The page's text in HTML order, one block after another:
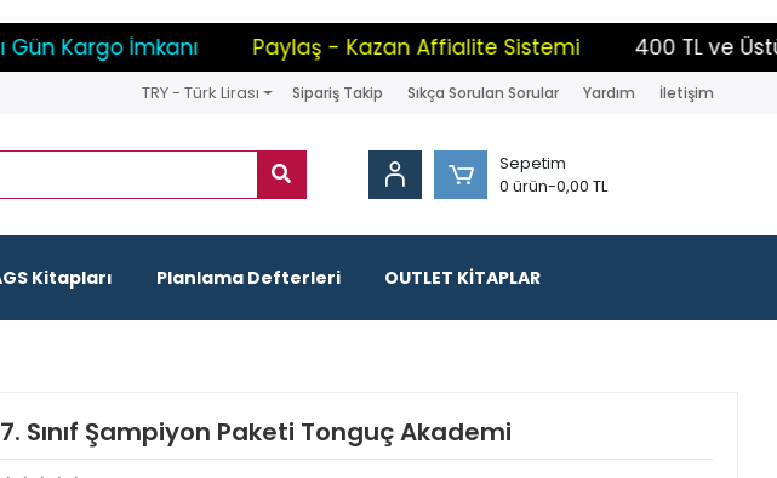
Kargo İmkanı Paylaş - Kazan Affialite Sistemi 400 TL ve Üstü
TRY - Türk Lirası Sipariş Takip Sıkça Sorulan Sorular Yardım İletişim
Sepetim
0 ürün-0,00 TL
Kitapları Planlama Defterleri OUTLET KİTAPLAR
7. Sınıf Şampiyon Paketi Tonguç Akademi